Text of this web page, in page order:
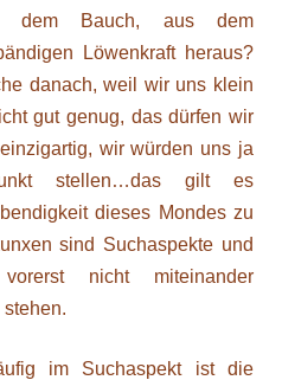
dem Bauch, aus dem
Löwenkraft heraus?
danach, weil wir uns klein
gut genug, das dürfen wir
wir würden uns ja
stellen…das gilt es
dieses Mondes zu
sind Suchaspekte und
nicht miteinander
im Suchaspekt ist die